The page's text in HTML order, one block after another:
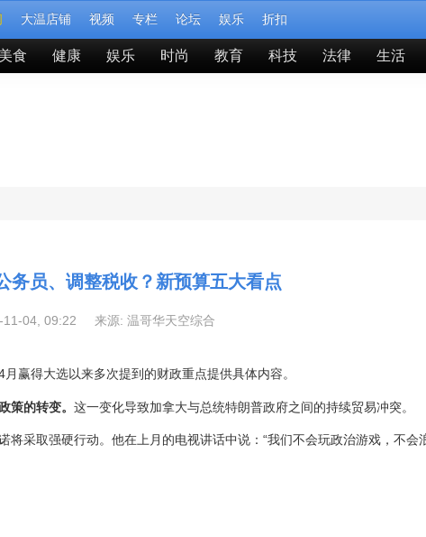
大温店铺 视频 专栏 论坛 娱乐 折扣
美食 健康 娱乐 时尚 教育 科技 法律 生活
务员、调整税收？新预算五大看点
11-04, 09:22 来源: 温哥华天空综合
赢得大选以来多次提到的财政重点提供具体内容。
策的转变。 这一变化导致加拿大与总统特朗普政府之间的持续贸易冲突。
将采取强硬行动。他在上月的电视讲话中说：“我们不会玩政治游戏，不会